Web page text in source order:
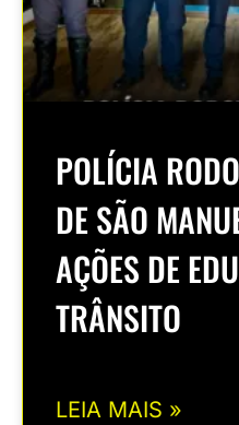
POLÍCIA
DE SÃO
AÇÕES DE
TRÂNSITO
LEIA MAIS »